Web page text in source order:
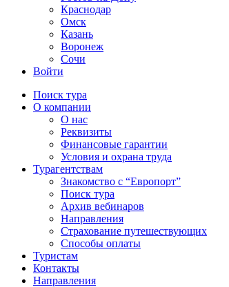
Краснодар
Омск
Казань
Воронеж
Сочи
Войти
Поиск тура
О компании
О нас
Реквизиты
Финансовые гарантии
Условия и охрана труда
Турагентствам
Знакомство с “Европорт”
Поиск тура
Архив вебинаров
Направления
Страхование путешествующих
Способы оплаты
Туристам
Контакты
Направления